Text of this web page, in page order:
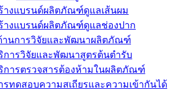
างแบรนด์ผลิตภัณฑ์ดูแลเส้นผม
างแบรนด์ผลิตภัณฑ์ดูแลช่องปาก
านการวิจัยและพัฒนาผลิตภัณฑ์
การวิจัยและพัฒนาสูตรต้นตำรับ
การตรวจสารต้องห้ามในผลิตภัณฑ์
รทดสอบความสเถียรและความเข้ากันได้